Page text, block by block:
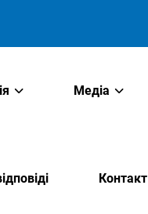
Медіа
Контакт